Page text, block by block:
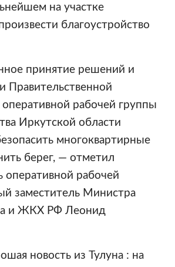
на участке
благоустройство
принятие решений и
Правительственной
рабочей группы
Иркутской области
многоквартирные
берег, — отметил
оперативной рабочей
заместитель Министра
и ЖКХ РФ Леонид
новость из Тулуна : на